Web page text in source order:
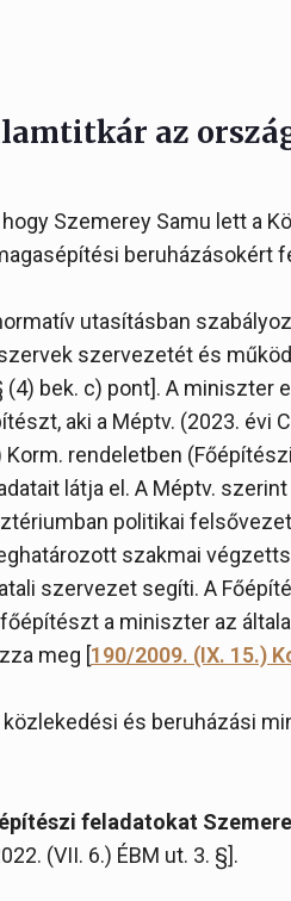
az
Szemerey Samu lett a
beruházásokért
utasításban
szervezetét és
(4) bek. c) pont]. A miniszter
aki a Méptv. (2023. évi
rendeletben
látja el. A Méptv.
politikai
szakmai
szervezet segíti. A
a miniszter az
meg [190/2009. (IX. 15.)
és beruházási
feladatokat
(VII. 6.) ÉBM ut. 3. §].